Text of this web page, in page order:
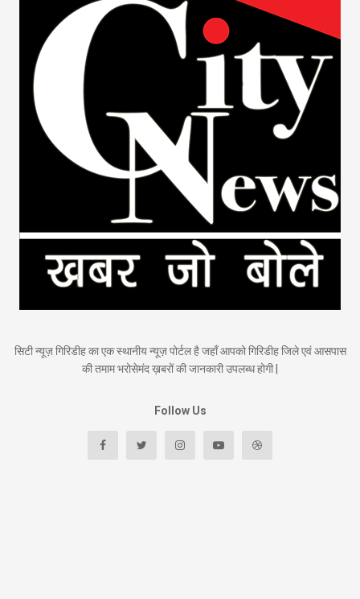
सिटी न्यूज़ गिरिडीह का एक स्थानीय न्यूज़ पोर्टल है जहाँ आपको गिरिडीह जिले एवं आसपास
की तमाम भरोसेमंद ख़बरों की जानकारी उपलब्ध होगी |
Follow Us